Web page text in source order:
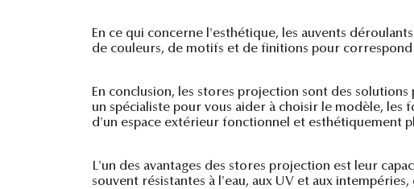
En ce qui concerne l'esthétique, les auvents
de couleurs, de motifs et de finitions pour
En conclusion, les stores projection sont des
un spécialiste pour vous aider à choisir le modèle,
d'un espace extérieur fonctionnel et esthétiquement
L'un des avantages des stores projection est leur
souvent résistantes à l'eau, aux UV et aux